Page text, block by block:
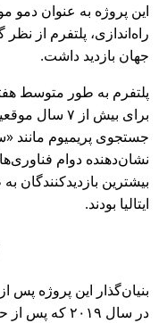
راه‌اندازی، پلتفرم از
جهان بازدید داشت.
جستجوی پریمیوم مانند
نشان‌دهنده دوام
ایتالیا بودند.
بنیان‌گذار این پروژه پس